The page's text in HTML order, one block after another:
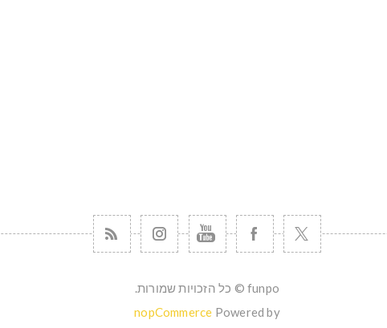
funpo © כל הזכויות שמורות.
Powered by
nopCommerce